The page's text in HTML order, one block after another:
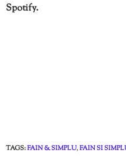
Spotify.
TAGS:FAIN & SIMPLU,FAIN SI